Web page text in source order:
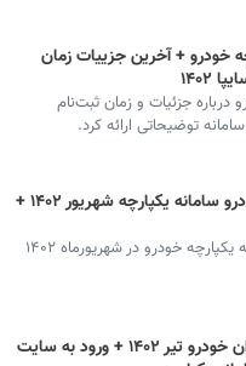
خودرو + آخرین جزییات زمان
درباره جزئیات و زمان ثبت‌نام
توضیحاتی ارائه کرد.
ثبت‌ نام خودرو سامانه یکپارچه شهریور ۱۴۰۲ +
نوبت سوم ثبت‌ نام سامانه یکپارچه خودرو در شهریورماه ۱۴۰۲
ثبت نام ایران خودرو تیر ۱۴۰۲ + ورود به سایت